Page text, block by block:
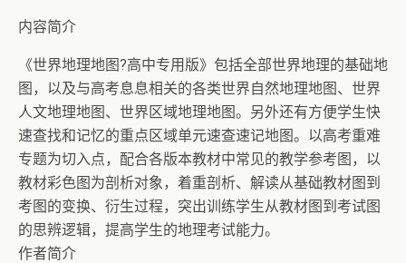
内容简介
《世界地理地图?高中专用版》包括全部世界地理的基础地
图，以及与高考息息相关的各类世界自然地理地图、世界
人文地理地图、世界区域地理地图。另外还有方便学生快
速查找和记忆的重点区域单元速查速记地图。以高考重难
专题为切入点，配合各版本教材中常见的教学参考图，以
教材彩色图为剖析对象，着重剖析、解读从基础教材图到
考图的变换、衍生过程，突出训练学生从教材图到考试图
的思辨逻辑，提高学生的地理考试能力。
作者简介